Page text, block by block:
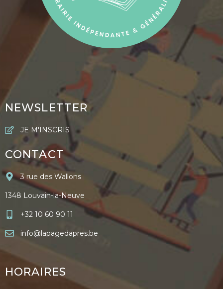
NEWSLETTER
JE M'INSCRIS
CONTACT
3 rue des Wallons
1348 Louvain-la-Neuve
+32 10 60 90 11
info@lapagedapres.be
HORAIRES